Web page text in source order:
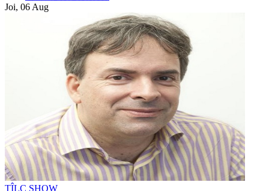
Joi, 06 Aug
TÎLC SHOW